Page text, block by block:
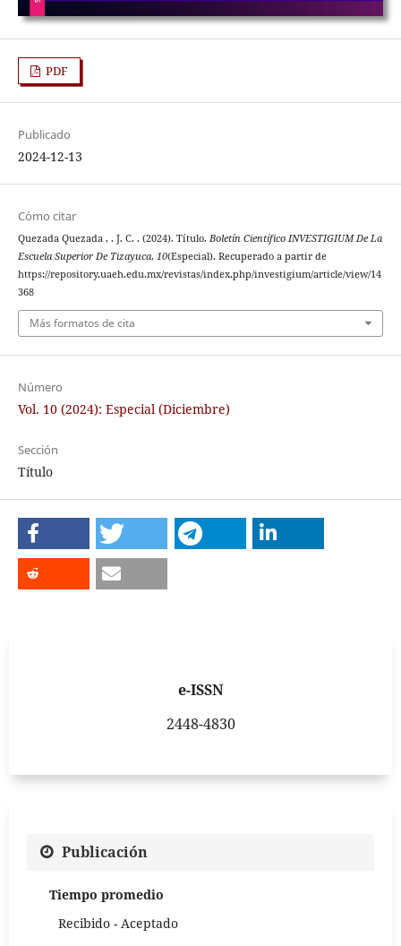
PDF
Publicado
2024-12-13
Cómo citar
Quezada Quezada , . J. C. . (2024). Título. Boletín Científico INVESTIGIUM De La
Escuela Superior De Tizayuca, 10(Especial). Recuperado a partir de
https://repository.uaeh.edu.mx/revistas/index.php/investigium/article/view/14
368
Más formatos de cita
Número
Vol. 10 (2024): Especial (Diciembre)
Sección
Título
e-ISSN
2448-4830
Publicación
Tiempo promedio
Recibido - Aceptado